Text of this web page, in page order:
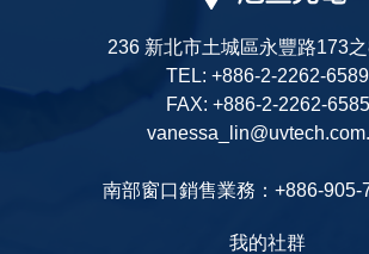
236 新北市土城區永豐路173
TEL: +886-2-2262-6589
FAX: +886-2-2262-6585
南部窗口銷售業務：+886-905-
我的社群